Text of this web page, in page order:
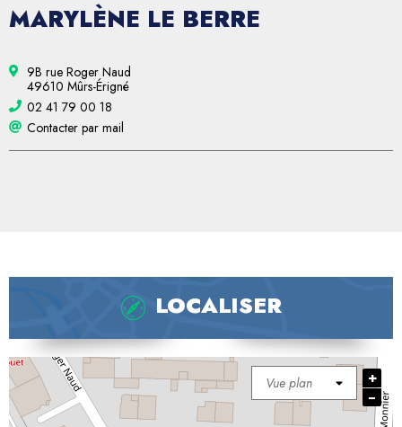
MARYLÈNE LE BERRE
9B rue Roger Naud
49610 Mûrs-Érigné
02 41 79 00 18
Contacter par mail
LOCALISER
+
−